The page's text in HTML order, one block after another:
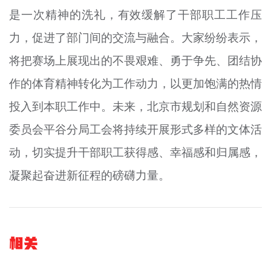
是一次精神的洗礼，有效缓解了干部职工工作压
力，促进了部门间的交流与融合。大家纷纷表示，
将把赛场上展现出的不畏艰难、勇于争先、团结协
作的体育精神转化为工作动力，以更加饱满的热情
投入到本职工作中。未来，北京市规划和自然资源
委员会平谷分局工会将持续开展形式多样的文体活
动，切实提升干部职工获得感、幸福感和归属感，
凝聚起奋进新征程的磅礴力量。
相关